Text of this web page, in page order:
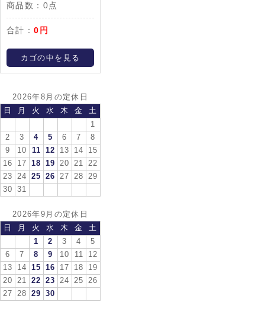
商品数： 0点
合計：0円
カゴの中を見る
2026年8月の定休日
日
月 火 水 木 金
土
1
2
3 4 5 6 7
8
9
10 11 12 13 14
15
16
17 18 19 20 21
22
23
24 25 26 27 28
29
30
31
2026年9月の定休日
日
月 火 水 木 金
土
1
2 3 4
5
6
7 8 9 10 11
12
13
14 15 16 17 18
19
20
21 22 23 24 25
26
27
28 29 30